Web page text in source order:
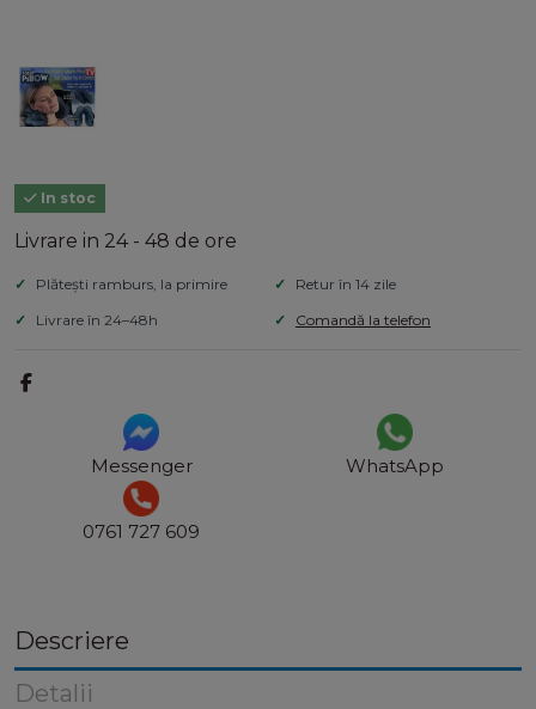
In stoc
Livrare in 24 - 48 de ore
Plătești ramburs, la primire
Retur în 14 zile
Livrare în 24–48h
Comandă la telefon
Messenger WhatsApp
0761 727 609
Descriere
Detalii